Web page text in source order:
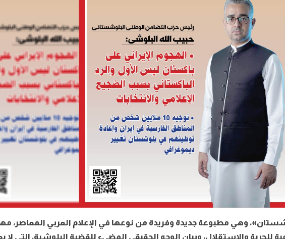
وهي مطبوعة جديدة وفريدة من نوعها في الإعلام العربي المعاصر،
والاستقلال، وبيان الوجه الحقيقي المضيء للقضية البلوشية، التي لا